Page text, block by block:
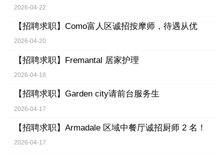
2026-04-22
【招聘求职】 Como富人区诚招按摩师，待遇从优
2026-04-20
【招聘求职】 Fremantal 居家护理
2026-04-18
【招聘求职】 Garden city请前台服务生
2026-04-17
【招聘求职】 Armadale 区域中餐厅诚招厨师 2 名！
2026-04-17